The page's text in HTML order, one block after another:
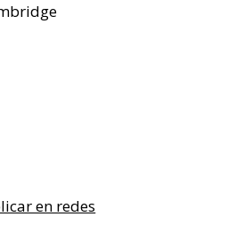
en redes